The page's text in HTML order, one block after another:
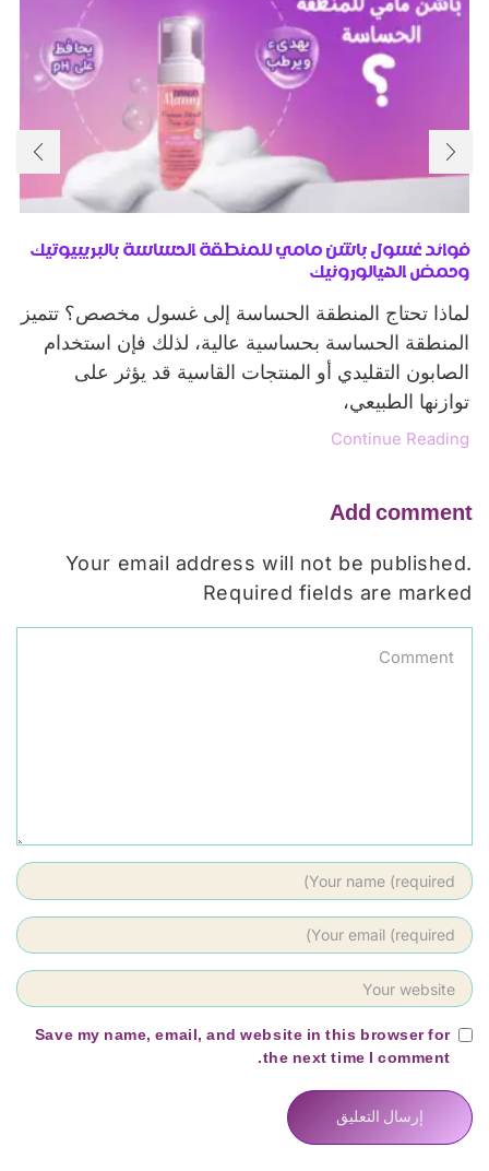
فوائد غسول باشن مامي للمنطقة الحساسة بالبريبيوتيك
وحمض الهيالورونيك
لماذا تحتاج المنطقة الحساسة إلى غسول مخصص؟ تتميز
المنطقة الحساسة بحساسية عالية، لذلك فإن استخدام
الصابون التقليدي أو المنتجات القاسية قد يؤثر على
توازنها الطبيعي،
Continue Reading
Add comment
Your email address will not be published.
Required fields are marked
Save my name, email, and website in this browser for
the next time I comment.